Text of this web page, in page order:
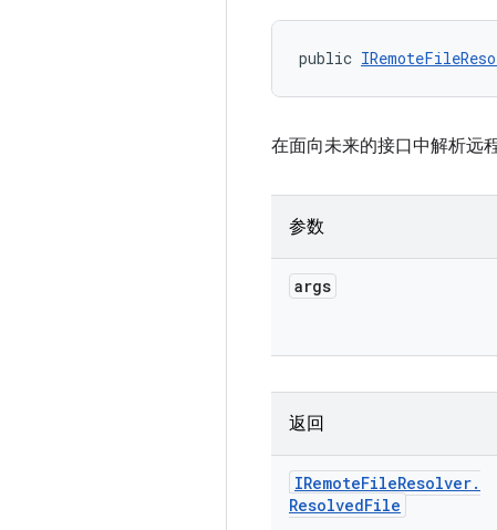
public
在面向未来的接口中解析远
参数
args
返回
IRemoteFileResolver.
ResolvedFile